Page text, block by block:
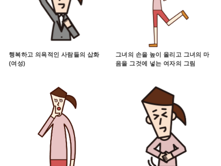
행복하고 의욕적인 사람들의 삽화
(여성)
그녀의 손을 높이 올리고 그녀의 마
음을 그것에 넣는 여자의 그림